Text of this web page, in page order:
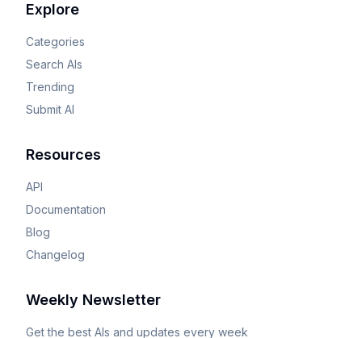
Explore
Categories
Search AIs
Trending
Submit AI
Resources
API
Documentation
Blog
Changelog
Weekly Newsletter
Get the best AIs and updates every week